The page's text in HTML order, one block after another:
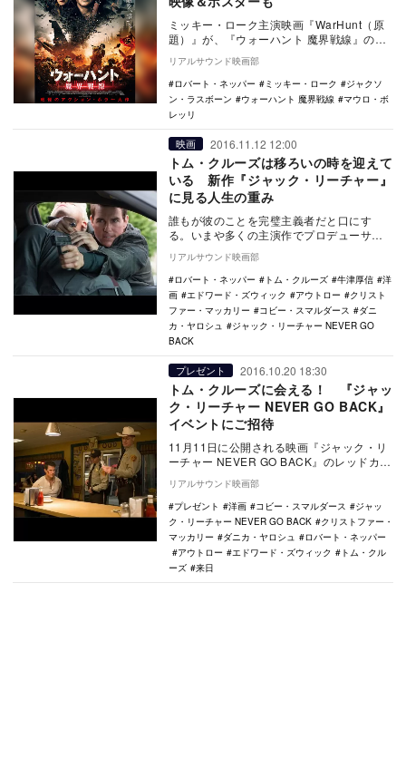
ミッキー・ローク主演映画『WarHunt（原
題）』が、『ウォーハント 魔界戦線』の邦
題で5月27日に公開されることが決定。あわ
せ…
リアルサウンド映画部
ロバート・ネッパー
ミッキー・ローク
ジャクソ
ン・ラスボーン
ウォーハント 魔界戦線
マウロ・ボ
レッリ
映画 2016.11.12 12:00
トム・クルーズは移ろいの時を迎えて
いる 新作『ジャック・リーチャー』
に見る人生の重み
誰もが彼のことを完璧主義者だと口にす
る。いまや多くの主演作でプロデューサー
も兼任するトム・クルーズは、19歳でスク
リーン・デビュ…
リアルサウンド映画部
ロバート・ネッパー
トム・クルーズ 牛津厚信
洋
画
エドワード・ズウィック アウトロー
クリスト
ファー・マッカリー
コビー・スマルダース
ダニ
カ・ヤロシュ
ジャック・リーチャー NEVER GO
BACK
プレゼント 2016.10.20 18:30
トム・クルーズに会える！ 『ジャッ
ク・リーチャー NEVER GO BACK』
イベントにご招待
11月11日に公開される映画『ジャック・リ
ーチャー NEVER GO BACK』のレッドカー
ペット・イベントが、11月9日に六本…
リアルサウンド映画部
プレゼント
洋画 コビー・スマルダース
ジャッ
ク・リーチャー NEVER GO BACK
クリストファー・
マッカリー
ダニカ・ヤロシュ
ロバート・ネッパー
アウトロー
エドワード・ズウィック
トム・クル
ーズ
来日